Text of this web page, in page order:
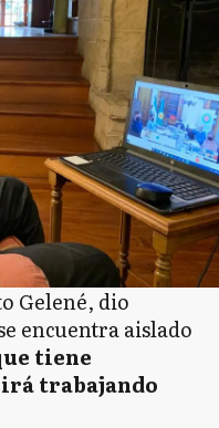
Gelené, dio
encuentra aislado
tiene
trabajando